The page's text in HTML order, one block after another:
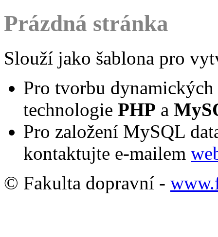
Prázdná stránka
Slouží jako šablona pro
Pro tvorbu
technologie PHP a
Pro založení MySQL
kontaktujte e-mailem
© Fakulta dopravní -